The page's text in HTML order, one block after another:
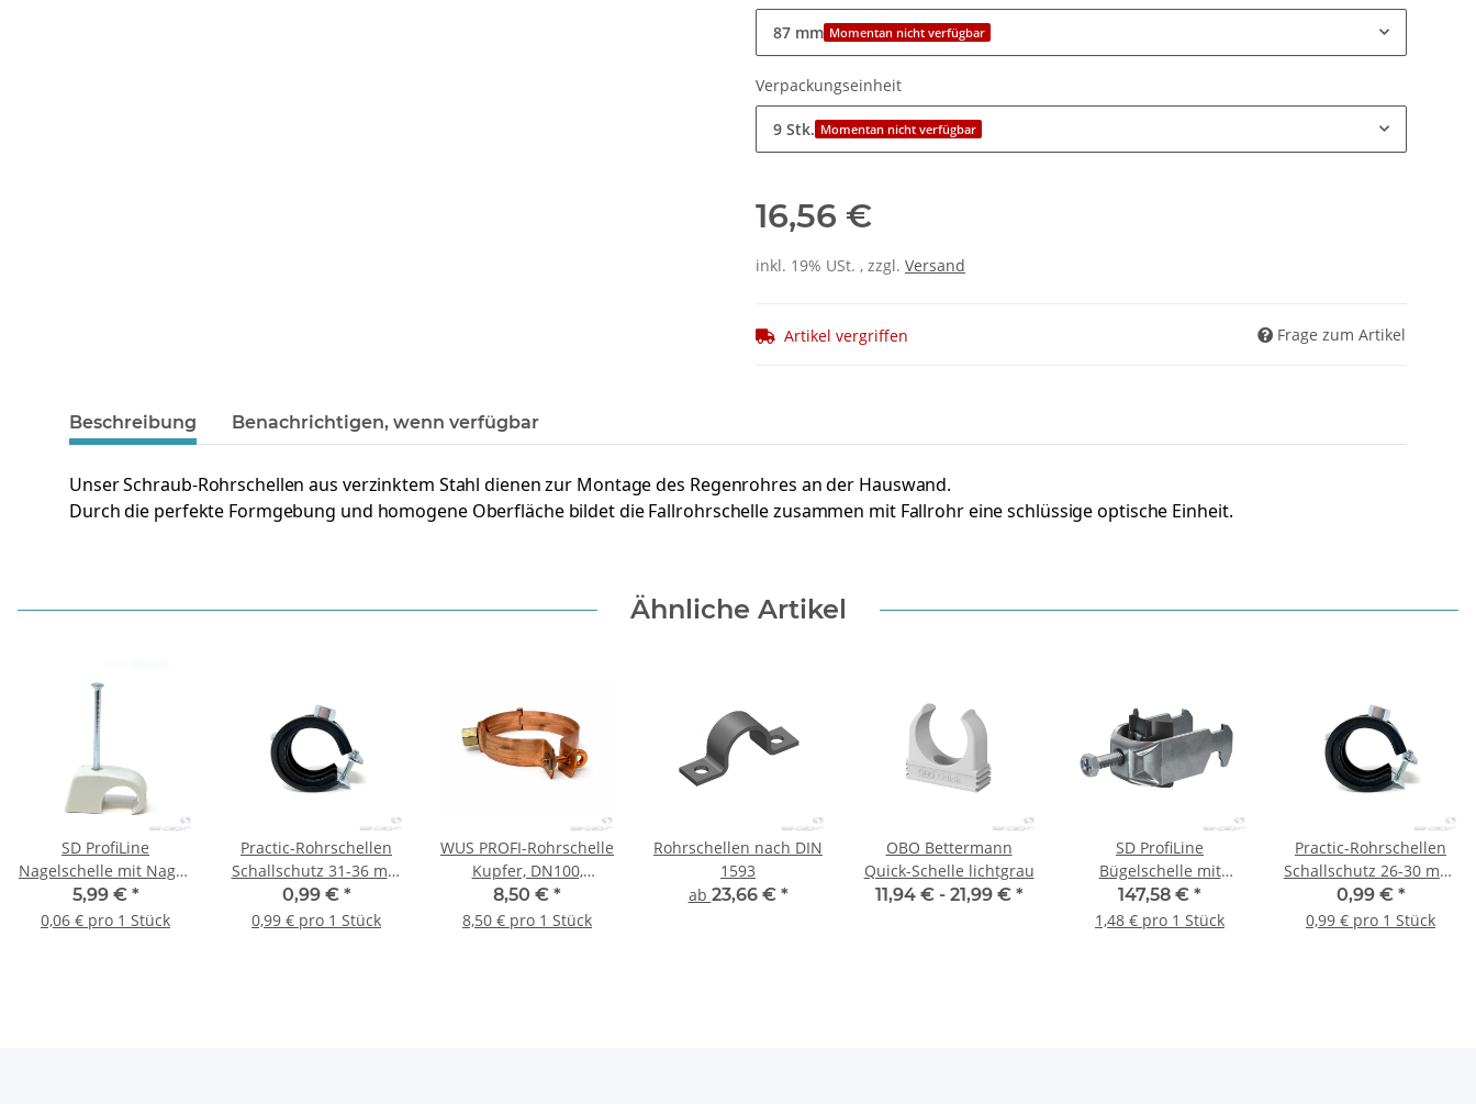
87 mm Momentan nicht verfügbar
Verpackungseinheit
9 Stk. Momentan nicht verfügbar
16,56 €
inkl. 19% USt. , zzgl. Versand
Artikel vergriffen Frage zum Artikel
Beschreibung Benachrichtigen, wenn verfügbar
Unser Schraub-Rohrschellen aus verzinktem Stahl dienen zur Montage des Regenrohres an der Hauswand.
Durch die perfekte Formgebung und homogene Oberfläche bildet die Fallrohrschelle zusammen mit Fallrohr eine schlüssige optische Einheit.
Ähnliche Artikel
SD ProfiLine
Nagelschelle mit Nagel,
10-14 mm / 40 mm, 100
Stück
5,99 € *
0,06 € pro 1 Stück
Practic-Rohrschellen
Schallschutz 31-36 mm
1" 1 Stk.
0,99 € *
0,99 € pro 1 Stück
WUS PROFI-Rohrschelle
Kupfer, DN100,
Anschlussgewinde M10
8,50 € *
8,50 € pro 1 Stück
Rohrschellen nach DIN
1593
ab 23,66 € *
OBO Bettermann
Quick-Schelle lichtgrau
11,94 € - 21,99 € *
SD ProfiLine
Bügelschelle mit
Hammerkopffuß für C-
Profilschiene 22-28 mm,
147,58 € *
1,48 € pro 1 Stück
Practic-Rohrschellen
Schallschutz 26-30 mm,
3/4" M8/10
0,99 € *
0,99 € pro 1 Stück